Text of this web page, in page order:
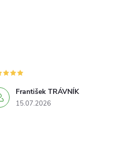
František TRÁVNÍK
15.07.2026